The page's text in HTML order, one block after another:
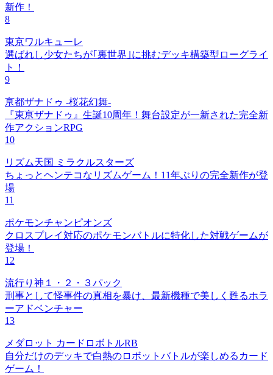
新作！
8
東京ワルキューレ
選ばれし少女たちが｢裏世界｣に挑むデッキ構築型ローグライ
ト！
9
亰都ザナドゥ -桜花幻舞-
『東亰ザナドゥ』生誕10周年！舞台設定が一新された完全新
作アクションRPG
10
リズム天国 ミラクルスターズ
ちょっとヘンテコなリズムゲーム！11年ぶりの完全新作が登
場
11
ポケモンチャンピオンズ
クロスプレイ対応のポケモンバトルに特化した対戦ゲームが
登場！
12
流行り神１・２・３パック
刑事として怪事件の真相を暴け、最新機種で美しく甦るホラ
ーアドベンチャー
13
メダロット カードロボトルRB
自分だけのデッキで白熱のロボットバトルが楽しめるカード
ゲーム！